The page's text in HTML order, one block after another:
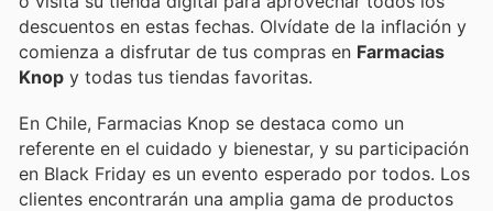
descuentos en estas fechas. Olvídate de la inflación y
comienza a disfrutar de tus compras en Farmacias
Knop y todas tus tiendas favoritas.
En Chile, Farmacias Knop se destaca como un
referente en el cuidado y bienestar, y su participación
en Black Friday es un evento esperado por todos. Los
clientes encontrarán una amplia gama de productos